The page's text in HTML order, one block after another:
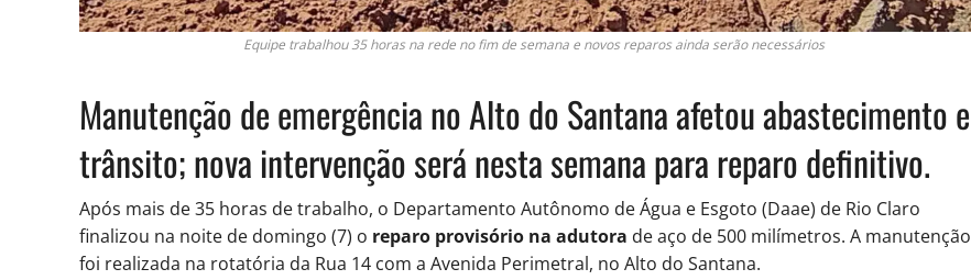
Equipe trabalhou 35 horas na rede no fim de semana e novos reparos ainda serão necessários
Manutenção de emergência no Alto do Santana afetou abastecimento e
trânsito; nova intervenção será nesta semana para reparo definitivo.
Após mais de 35 horas de trabalho, o Departamento Autônomo de Água e Esgoto (Daae) de Rio Claro
finalizou na noite de domingo (7) o reparo provisório na adutora de aço de 500 milímetros. A manutenção
foi realizada na rotatória da Rua 14 com a Avenida Perimetral, no Alto do Santana.